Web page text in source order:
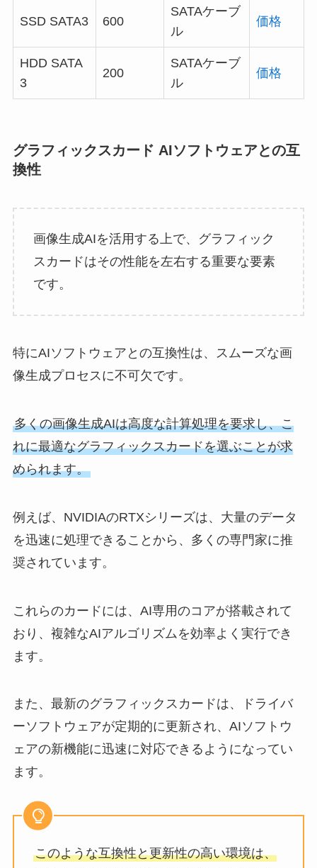
SSD SATA3 600
SATAケーブ
ル
価格
HDD SATA
3
200
SATAケーブ
ル
価格
グラフィックスカード AIソフトウェアとの互
換性
画像生成AIを活用する上で、グラフィック
スカードはその性能を左右する重要な要素
です。
特にAIソフトウェアとの互換性は、スムーズな画
像生成プロセスに不可欠です。
多くの画像生成AIは高度な計算処理を要求し、こ
れに最適なグラフィックスカードを選ぶことが求
められます。
例えば、NVIDIAのRTXシリーズは、大量のデータ
を迅速に処理できることから、多くの専門家に推
奨されています。
これらのカードには、AI専用のコアが搭載されて
おり、複雑なAIアルゴリズムを効率よく実行でき
ます。
また、最新のグラフィックスカードは、ドライバ
ーソフトウェアが定期的に更新され、AIソフトウ
ェアの新機能に迅速に対応できるようになってい
ます。
このような互換性と更新性の高い環境は、